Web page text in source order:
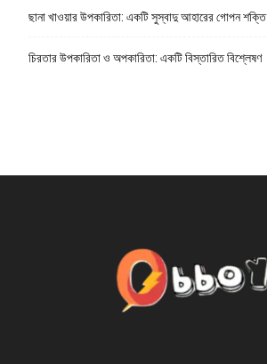
ছানা খাওয়ার উপকারিতা: একটি সুস্বাদু আহারের গোপন শক্তি
চিরতার উপকারিতা ও অপকারিতা: একটি বিস্তারিত বিশ্লেষণ